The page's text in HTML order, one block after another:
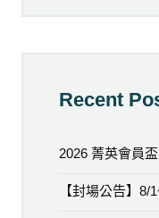
Recent
2026 菁英會員
【封場公告】8/